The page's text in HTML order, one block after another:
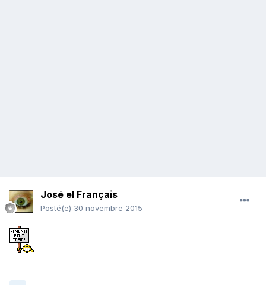
José el Français
Posté(e) 30 novembre 2015